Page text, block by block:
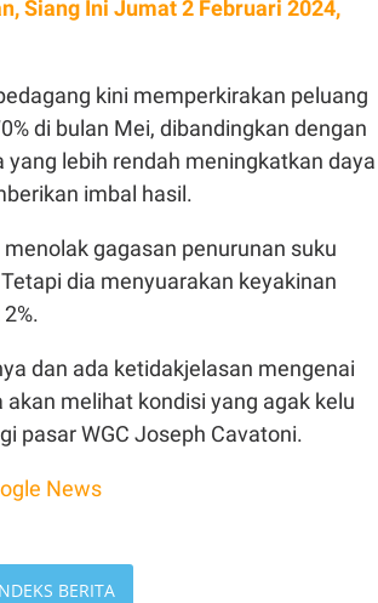
Siang Ini Jumat 2 Februari 2024,
kini memperkirakan peluang
di bulan Mei, dibandingkan dengan
yang lebih rendah meningkatkan daya
imbal hasil.
gagasan penurunan suku
dia menyuarakan keyakinan
dan ada ketidakjelasan mengenai
melihat kondisi yang agak kelu
pasar WGC Joseph Cavatoni.
News
BERITA